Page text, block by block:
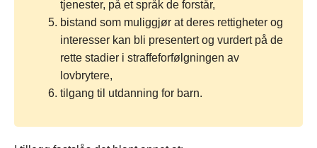
tjenester, på et språk de forstår,
bistand som muliggjør at deres rettigheter og
interesser kan bli presentert og vurdert på de
rette stadier i straffeforfølgningen av
lovbrytere,
tilgang til utdanning for barn.